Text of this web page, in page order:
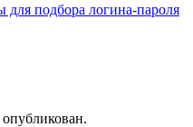
для подбора логина-пароля